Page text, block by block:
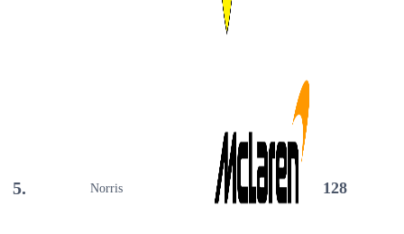
5. Norris 128